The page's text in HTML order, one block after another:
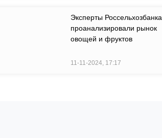
Эксперты Россельхозбанка
проанализировали рынок
овощей и фруктов
11-11-2024, 17:17